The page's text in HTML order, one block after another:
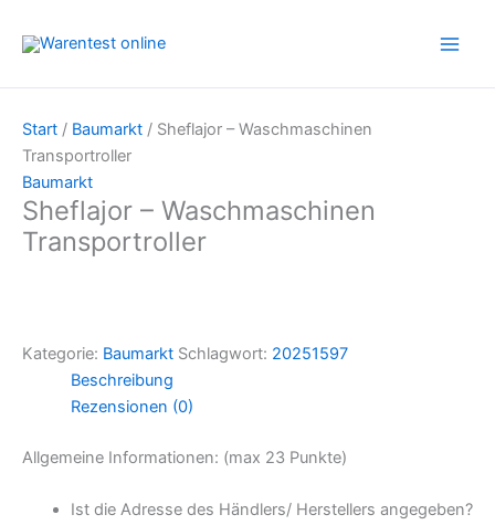
Inhalt
Start / Baumarkt / Sheflajor – Waschmaschinen
Transportroller
Baumarkt
Sheflajor – Waschmaschinen
Transportroller
Kategorie: Baumarkt Schlagwort: 20251597
Beschreibung
Rezensionen (0)
Allgemeine Informationen: (max 23 Punkte)
Ist die Adresse des Händlers/ Herstellers angegeben?